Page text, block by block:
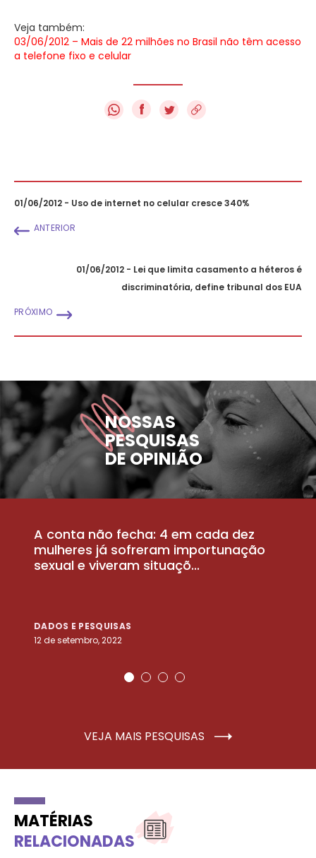
Veja também:
03/06/2012 – Mais de 22 milhões no Brasil não têm acesso
a telefone fixo e celular
f
01/06/2012 - Uso de internet no celular cresce 340%
ANTERIOR
01/06/2012 - Lei que limita casamento a héteros é
discriminatória, define tribunal dos EUA
PRÓXIMO
NOSSAS
PESQUISAS
DE OPINIÃO
A conta não fecha: 4 em cada dez
mulheres já sofreram importunação
sexual e viveram situaçõ...
DADOS E PESQUISAS
12 de setembro, 2022
VEJA MAIS PESQUISAS
MATÉRIAS
RELACIONADAS